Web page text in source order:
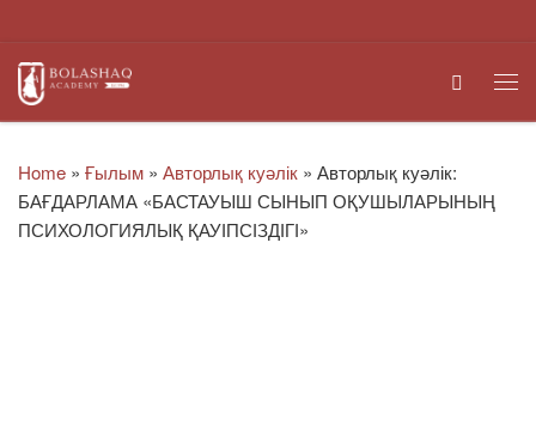
Search
Home » Ғылым » Авторлық куәлік » Авторлық куәлік:
БАҒДАРЛАМА «БАСТАУЫШ СЫНЫП ОҚУШЫЛАРЫНЫҢ
ПСИХОЛОГИЯЛЫҚ ҚАУІПСІЗДІГІ»